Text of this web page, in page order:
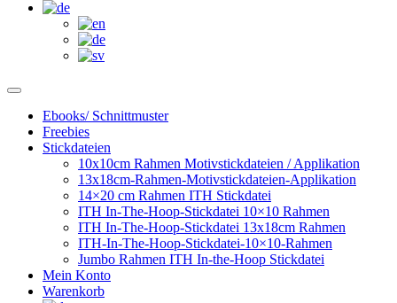
Ebooks/ Schnittmuster
Freebies
Stickdateien
10x10cm Rahmen Motivstickdateien / Applikation
13x18cm-Rahmen-Motivstickdateien-Applikation
14×20 cm Rahmen ITH Stickdatei
ITH In-The-Hoop-Stickdatei 10×10 Rahmen
ITH In-The-Hoop-Stickdatei 13x18cm Rahmen
ITH-In-The-Hoop-Stickdatei-10×10-Rahmen
Jumbo Rahmen ITH In-the-Hoop Stickdatei
Mein Konto
Warenkorb